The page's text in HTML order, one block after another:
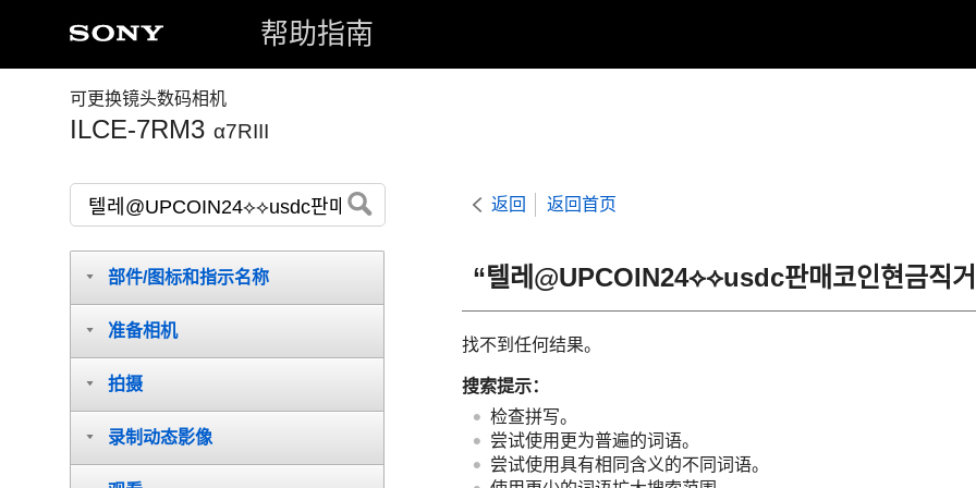
帮助指南
可更换镜头数码相机
ILCE-7RM3 α7RIII
返回 返回首页
“텔레@UPCOIN24⟡⟡usdc판매코인현금직
找不到任何结果。
搜索提示：
检查拼写。
尝试使用更为普遍的词语。
尝试使用具有相同含义的不同词语。
部件/图标和指示名称
准备相机
拍摄
录制动态影像